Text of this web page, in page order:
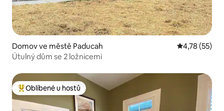
Domov ve městě Paducah Průměrné
4,78 (55)
Útulný dům se 2 ložnicemi
Nejlepší v kategorii Oblíbené u hostů
Oblíbené u hostů